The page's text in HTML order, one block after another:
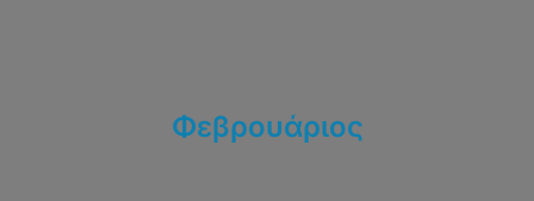
Φεβρουάριος